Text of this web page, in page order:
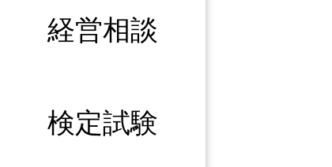
経営相談
検定試験